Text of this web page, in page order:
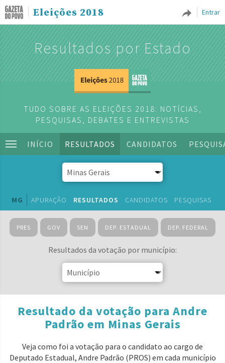
Entrar
Eleições 2018
Resultados por Estado
TUDO SOBRE AS ELEIÇÕES 2018: NOTÍCIAS,
PESQUISAS, DEBATES E ENTREVISTAS
INÍCIO RESULTADOS CANDIDATOS
MG APURAÇÃO RESULTADOS CANDIDATOS PESQUISAS
PRES GOV SEN DEP. ESTADUAL DEP. FEDERAL
Resultados da votação por município:
Resultado da votação para Andre
Padrão em Minas Gerais
Veja como foi a votação para o candidato ao cargo de
Deputado Estadual, Andre Padrão (PROS) em cada município